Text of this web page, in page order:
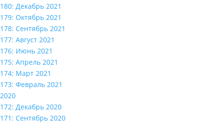
180: Декабрь 2021
179: Октябрь 2021
178: Сентябрь 2021
177: Август 2021
176: Июнь 2021
175: Апрель 2021
174: Март 2021
173: Февраль 2021
2020
172: Декабрь 2020
171: Сентябрь 2020